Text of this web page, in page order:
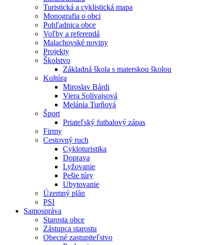
Turistická a cyklistická mapa
Monografia o obci
Pohľadnica obce
Voľby a referendá
Malachovské noviny
Projekty
Školstvo
Základná škola s materskou školou
Kultúra
Miroslav Bárdi
Viera Solivajsová
Melánia Turňová
Šport
Priateľský futbalový zápas
Firmy
Cestovný ruch
Cykloturistika
Doprava
Lyžovanie
Pešie túry
Ubytovanie
Územný plán
PSI
Samospráva
Starosta obce
Zástupca starostu
Obecné zastupiteľstvo